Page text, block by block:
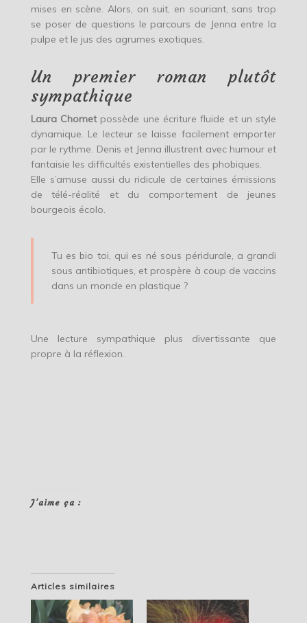
mises en scène. Alors, on suit, en souriant, sans trop
se poser de questions le parcours de Jenna entre la
pulpe et le jus des agrumes exotiques.
Un premier roman plutôt
sympathique
Laura Chometpossède une écriture fluide et un style
dynamique. Le lecteur se laisse facilement emporter
par le rythme. Denis et Jenna illustrent avec humour et
fantaisie les difficultés existentielles des phobiques.
Elle s’amuse aussi du ridicule de certaines émissions
de télé-réalité et du comportement de jeunes
bourgeois écolo.
Tu es bio toi, qui es né sous péridurale, a grandi
sous antibiotiques, et prospère à coup de vaccins
dans un monde en plastique ?
Une lecture sympathique plus divertissante que
propre à la réflexion.
J’aime ça :
Articles similaires